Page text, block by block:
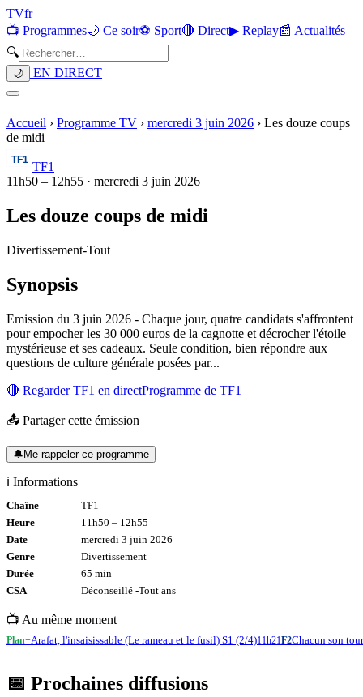
TVfr
📺 Programmes🌙 Ce soir⚽ Sport🔴 Direct▶ Replay📰 Actualités
🔍
🌙 EN DIRECT
Accueil › Programme TV › mercredi 3 juin 2026 › Les douze coups
de midi
TF1
11h50 – 12h55 · mercredi 3 juin 2026
Les douze coups de midi
Divertissement-Tout
Synopsis
Emission du 3 juin 2026 - Chaque jour, quatre candidats s'affrontent
pour empocher les 30 000 euros de la cagnotte et décrocher l'étoile
mystérieuse et ses cadeaux. Seule condition, bien répondre aux
questions de culture générale posées par...
🔴 RegarderTF1 en directProgramme de TF1
📤 Partager cette émission
🔔Me rappeler ce programme
ℹ️ Informations
Chaîne
TF1
Heure
11h50 – 12h55
Date
mercredi 3 juin 2026
Genre
Divertissement
Durée
65 min
CSA
Déconseillé -Tout ans
📺 Au même moment
Plan+Arafat, l'insaisissable (Le rameau et le fusil) S1 (2/4)11h21F2Chacun son tour
📅 Prochaines diffusions